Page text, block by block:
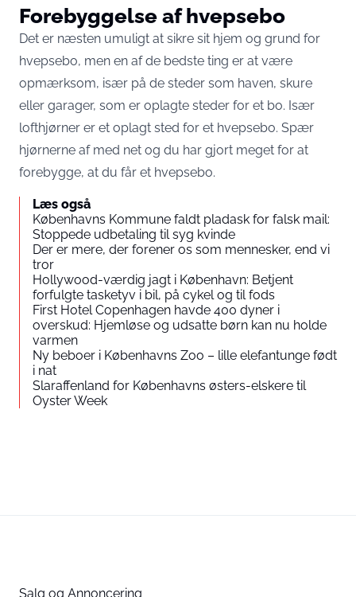
Forebyggelse af hvepsebo
Det er næsten umuligt at sikre sit hjem og grund for
hvepsebo, men en af de bedste ting er at være
opmærksom, især på de steder som haven, skure
eller garager, som er oplagte steder for et bo. Især
lofthjørner er et oplagt sted for et hvepsebo. Spær
hjørnerne af med net og du har gjort meget for at
forebygge, at du får et hvepsebo.
Læs også
Københavns Kommune faldt pladask for falsk mail:
Stoppede udbetaling til syg kvinde
Der er mere, der forener os som mennesker, end vi
tror
Hollywood-værdig jagt i København: Betjent
forfulgte tasketyv i bil, på cykel og til fods
First Hotel Copenhagen havde 400 dyner i
overskud: Hjemløse og udsatte børn kan nu holde
varmen
Ny beboer i Københavns Zoo – lille elefantunge født
i nat
Slaraffenland for Københavns østers-elskere til
Oyster Week
Salg og Annoncering